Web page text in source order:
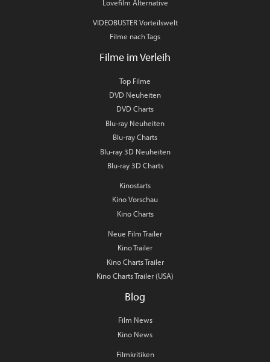
Lovefilm Alternative
VIDEOBUSTER Vorteilswelt
Filme nach Tags
Filme im Verleih
Top Filme
DVD Neuheiten
DVD Charts
Blu-ray Neuheiten
Blu-ray Charts
Blu-ray 3D Neuheiten
Blu-ray 3D Charts
Kinostarts
Kino Vorschau
Kino Charts
Neue Film Trailer
Kino Trailer
Kino Charts Trailer
Kino Charts Trailer (USA)
Blog
Film News
Kino News
Filmkritiken